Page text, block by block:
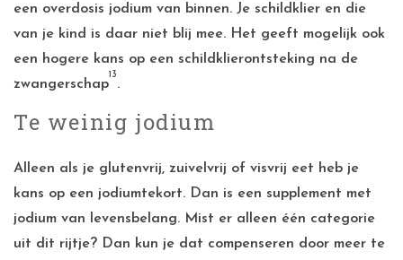
een overdosis jodium van binnen. Je schildklier en die
van je kind is daar niet blij mee. Het geeft mogelijk ook
een hogere kans op een schildklierontsteking na de
zwangerschap
13
.
Te weinig jodium
Alleen als je glutenvrij, zuivelvrij of visvrij eet heb je
kans op een jodiumtekort. Dan is een supplement met
jodium van levensbelang. Mist er alleen één categorie
uit dit rijtje? Dan kun je dat compenseren door meer te